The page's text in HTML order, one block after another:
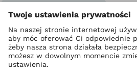
Prawa autorskie Ottobock
Ustawienia prywatności